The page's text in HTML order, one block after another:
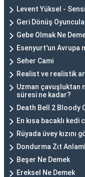
Levent Yüksel -
Geri Dönüş
Gebe Olmak Ne
Esenyurt'un Avrupa
Seher Cami
Realist ve realistik
Uzman çavuşluktan
süresi ne kadar?
Death Bell 2 Bloody
En kısa bacaklı kedi
Rüyada üvey kızını
Dondurma Zıt
Beşer Ne Demek
Ereksel Ne Demek